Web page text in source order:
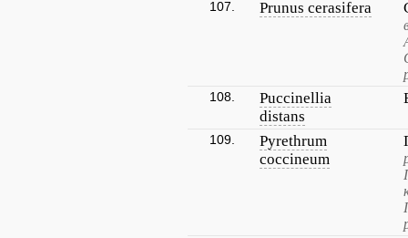
107. Prunus cerasifera
108.
Puccinellia
distans
109.
Pyrethrum
coccineum